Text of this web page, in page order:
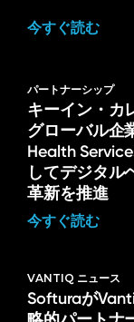
今すぐ読む
パートナーシップ
キーイン・カ
グローバル企
Health
してデジタル
革新を推進
今すぐ読む
VANTIQ ニュース
Softuraが